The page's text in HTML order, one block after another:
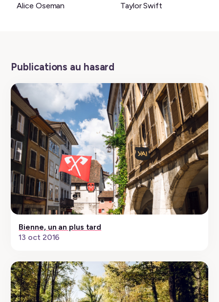
Alice Oseman
Taylor Swift
Publications au hasard
Bienne, un an plus tard
13 oct 2016